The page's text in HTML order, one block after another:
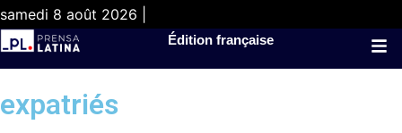
samedi 8 août 2026 |
Édition française
expatriés